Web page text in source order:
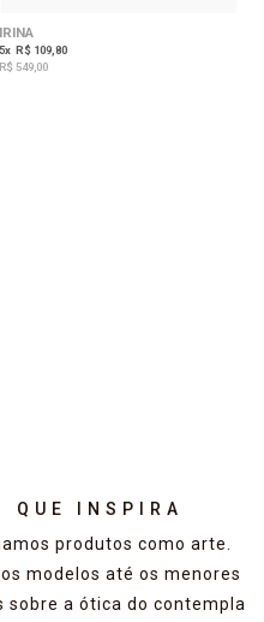
IRINA
5x R$ 109,80
R$ 549,00
QUE INSPIRA
produtos como arte.
modelos até os menores
sobre a ótica do contempla